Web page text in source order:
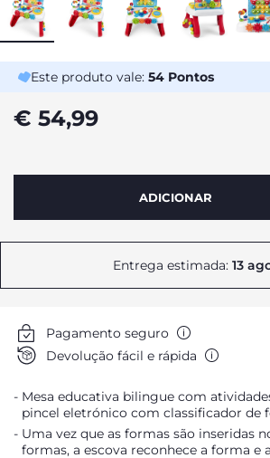
Este produto vale: 54 Pontos
€ 54,99
ADICIONAR
Entrega estimada: 13
Pagamento seguro
Devolução fácil e rápida
Mesa educativa bilingue com
pincel eletrónico com classificador de
Uma vez que as formas são inseridas
formas, a escova reconhece a forma e